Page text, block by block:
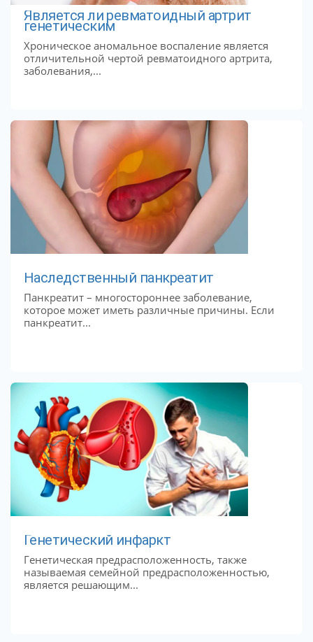
Является ли ревматоидный артрит
генетическим
Хроническое аномальное воспаление является
отличительной чертой ревматоидного артрита,
заболевания,...
Наследственный панкреатит
Панкреатит – многостороннее заболевание,
которое может иметь различные причины. Если
панкреатит...
Генетический инфаркт
Генетическая предрасположенность, также
называемая семейной предрасположенностью,
является решающим...